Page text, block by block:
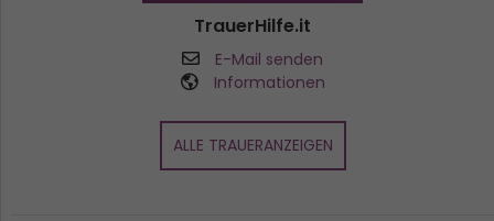
TrauerHilfe.it
E-Mail senden
Informationen
ALLE TRAUERANZEIGEN